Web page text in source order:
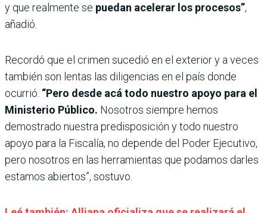
y que realmente se puedan acelerar los procesos”,
añadió.
Recordó que el crimen sucedió en el exterior y a veces
también son lentas las diligencias en el país donde
ocurrió. “Pero desde acá todo nuestro apoyo para el
Ministerio Público. Nosotros siempre hemos
demostrado nuestra predisposición y todo nuestro
apoyo para la Fiscalía, no depende del Poder Ejecutivo,
pero nosotros en las herramientas que podamos darles
estamos abiertos”, sostuvo.